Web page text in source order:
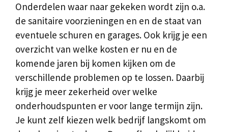
Onderdelen waar naar gekeken wordt zijn o.a.
de sanitaire voorzieningen en en de staat van
eventuele schuren en garages. Ook krijg je een
overzicht van welke kosten er nu en de
komende jaren bij komen kijken om de
verschillende problemen op te lossen. Daarbij
krijg je meer zekerheid over welke
onderhoudspunten er voor lange termijn zijn.
Je kunt zelf kiezen welk bedrijf langskomt om